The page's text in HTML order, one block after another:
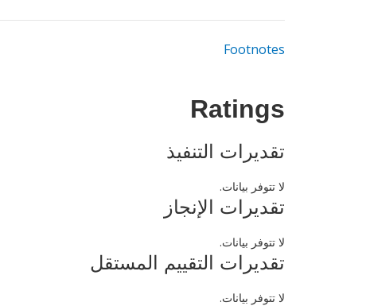
Footnotes
Ratings
تقديرات التنفيذ
لا تتوفر بيانات.
تقديرات الإنجاز
لا تتوفر بيانات.
تقديرات التقييم المستقل
لا تتوفر بيانات.